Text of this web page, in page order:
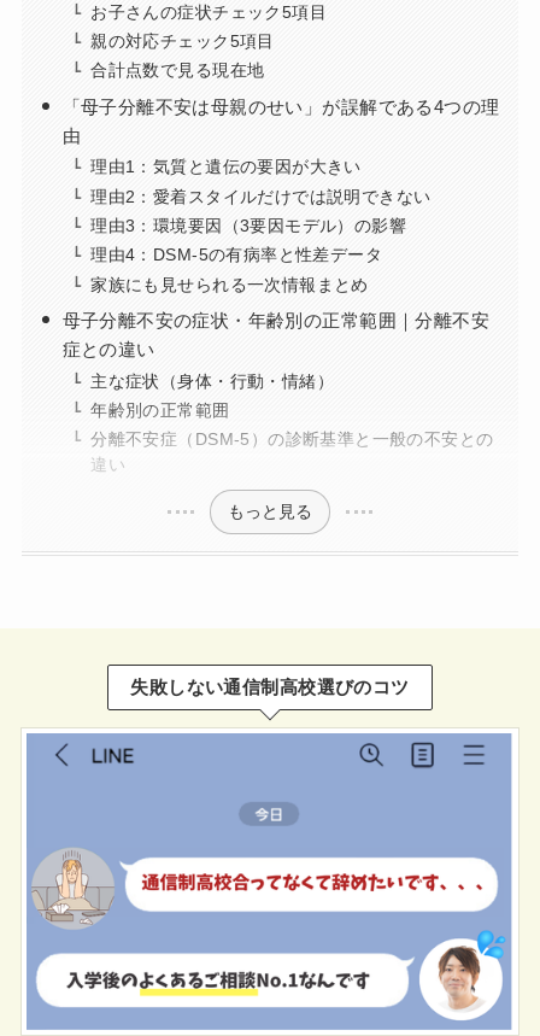
お子さんの症状チェック5項目
親の対応チェック5項目
合計点数で見る現在地
「母子分離不安は母親のせい」が誤解である4つの理
由
理由1：気質と遺伝の要因が大きい
理由2：愛着スタイルだけでは説明できない
理由3：環境要因（3要因モデル）の影響
理由4：DSM-5の有病率と性差データ
家族にも見せられる一次情報まとめ
母子分離不安の症状・年齢別の正常範囲｜分離不安
症との違い
主な症状（身体・行動・情緒）
年齢別の正常範囲
分離不安症（DSM-5）の診断基準と一般の不安との
違い
もっと見る
失敗しない通信制高校選びのコツ